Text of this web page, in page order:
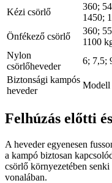
Kézi csörlő
360;
1450;
Önfékező csörlő
360;
1100
Nylon
csörlőheveder
6; 7,5;
Biztonsági kampós
heveder
Modell
Felhúzás előtti
A heveder egyenesen
a kampó biztosan
csörlő környezetében
vonalában.